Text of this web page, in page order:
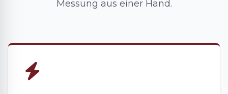
Messung aus einer Hand.